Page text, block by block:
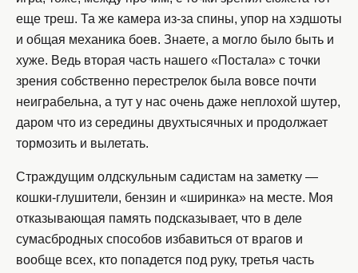
еще треш. Та же камера из-за спины, упор на хэдшоты
и общая механика боев. Знаете, а могло было быть и
хуже. Ведь вторая часть нашего «Постала» с точки
зрения собственно перестрелок была вовсе почти
неиграбельна, а тут у нас очень даже неплохой шутер,
даром что из середины двухтысячных и продолжает
тормозить и вылетать.
Страждущим олдскульным садистам на заметку —
кошки-глушители, бензин и «ширинка» на месте. Моя
отказывающая память подсказывает, что в деле
сумасбродных способов избавиться от врагов и
вообще всех, кто попадется под руку, третья часть